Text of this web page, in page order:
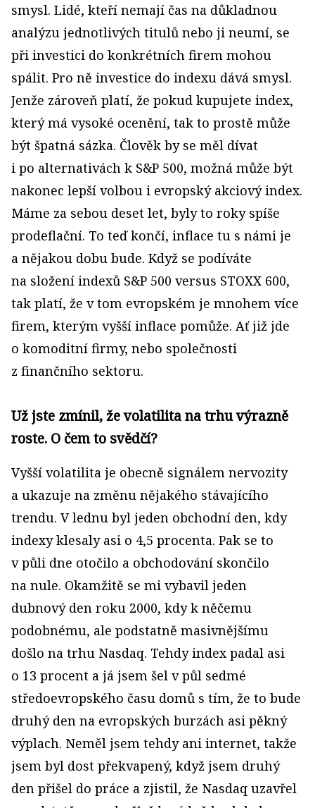
smysl. Lidé, kteří nemají čas na důkladnou
analýzu jednotlivých titulů nebo ji neumí, se
při investici do konkrétních firem mohou
spálit. Pro ně investice do indexu dává smysl.
Jenže zároveň platí, že pokud kupujete index,
který má vysoké ocenění, tak to prostě může
být špatná sázka. Člověk by se měl dívat
i po alternativách k S&P 500, možná může být
nakonec lepší volbou i evropský akciový index.
Máme za sebou deset let, byly to roky spíše
prodeflační. To teď končí, inflace tu s námi je
a nějakou dobu bude. Když se podíváte
na složení indexů S&P 500 versus STOXX 600,
tak platí, že v tom evropském je mnohem více
firem, kterým vyšší inflace pomůže. Ať již jde
o komoditní firmy, nebo společnosti
z finančního sektoru.
Už jste zmínil, že volatilita na trhu výrazně
roste. O čem to svědčí?
Vyšší volatilita je obecně signálem nervozity
a ukazuje na změnu nějakého stávajícího
trendu. V lednu byl jeden obchodní den, kdy
indexy klesaly asi o 4,5 procenta. Pak se to
v půli dne otočilo a obchodování skončilo
na nule. Okamžitě se mi vybavil jeden
dubnový den roku 2000, kdy k něčemu
podobnému, ale podstatně masivnějšímu
došlo na trhu Nasdaq. Tehdy index padal asi
o 13 procent a já jsem šel v půl sedmé
středoevropského času domů s tím, že to bude
druhý den na evropských burzách asi pěkný
výplach. Neměl jsem tehdy ani internet, takže
jsem byl dost překvapený, když jsem druhý
den přišel do práce a zjistil, že Nasdaq uzavřel